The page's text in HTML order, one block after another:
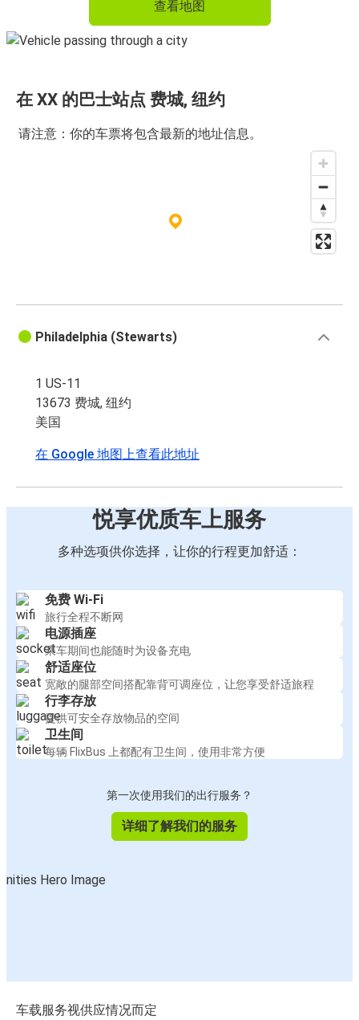
查看地图
在 XX 的巴士站点 费城, 纽约
请注意：你的车票将包含最新的地址信息。
Philadelphia (Stewarts)
1 US-11
13673 费城, 纽约
美国
在 Google 地图上查看此地址
悦享优质车上服务
多种选项供你选择，让你的行程更加舒适：
免费 Wi-Fi
旅行全程不断网
电源插座
乘车期间也能随时为设备充电
舒适座位
宽敞的腿部空间搭配靠背可调座位，让您享受舒适旅程
行李存放
提供可安全存放物品的空间
卫生间
每辆 FlixBus 上都配有卫生间，使用非常方便
第一次使用我们的出行服务？
详细了解我们的服务
车载服务视供应情况而定